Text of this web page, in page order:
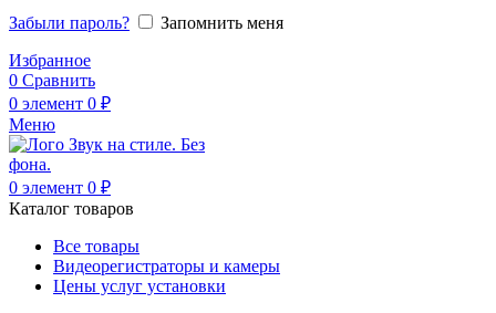
Забыли пароль?
Запомнить меня
Избранное
0 Сравнить
0 элемент 0 ₽
Меню
0 элемент 0 ₽
Каталог товаров
Все товары
Видеорегистраторы и камеры
Цены услуг установки